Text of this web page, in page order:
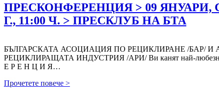
ПРЕСКОНФЕРЕНЦИЯ > 09 ЯНУАРИ,
Г., 11:00 Ч. > ПРЕСКЛУБ НА БТА
БЪЛГАРСКАТА АСОЦИАЦИЯ ПО РЕЦИКЛИРАНЕ /БАР/
РЕЦИКЛИРАЩАТА ИНДУСТРИЯ /АРИ/ Ви канят най-
Е Р Е Н Ц И Я…
Прочетете повече >ПРЕСКОНФЕРЕНЦИЯ